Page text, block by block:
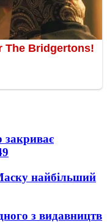
закриває
найбільший
з видавництв